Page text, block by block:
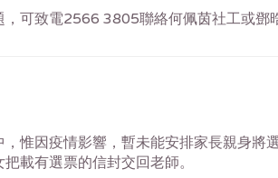
可致電2566 3805聯絡何佩茵社工或鄧
惟因疫情影響，暫未能安排家長親身
載有選票的信封交回老師。